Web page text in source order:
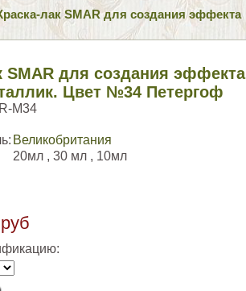
лак SMAR для создания эффекта
SMAR для создания эффекта
Цвет №34 Петергоф
M34
Великобритания
20мл , 30 мл , 10мл